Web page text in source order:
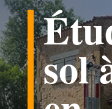
sol